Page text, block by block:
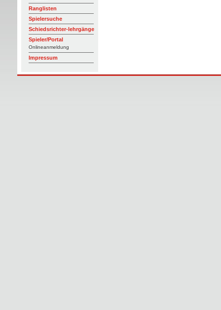
Ranglisten
Spielersuche
Schiedsrichter-lehrgänge
Spieler/Portal
Onlineanmeldung
Impressum